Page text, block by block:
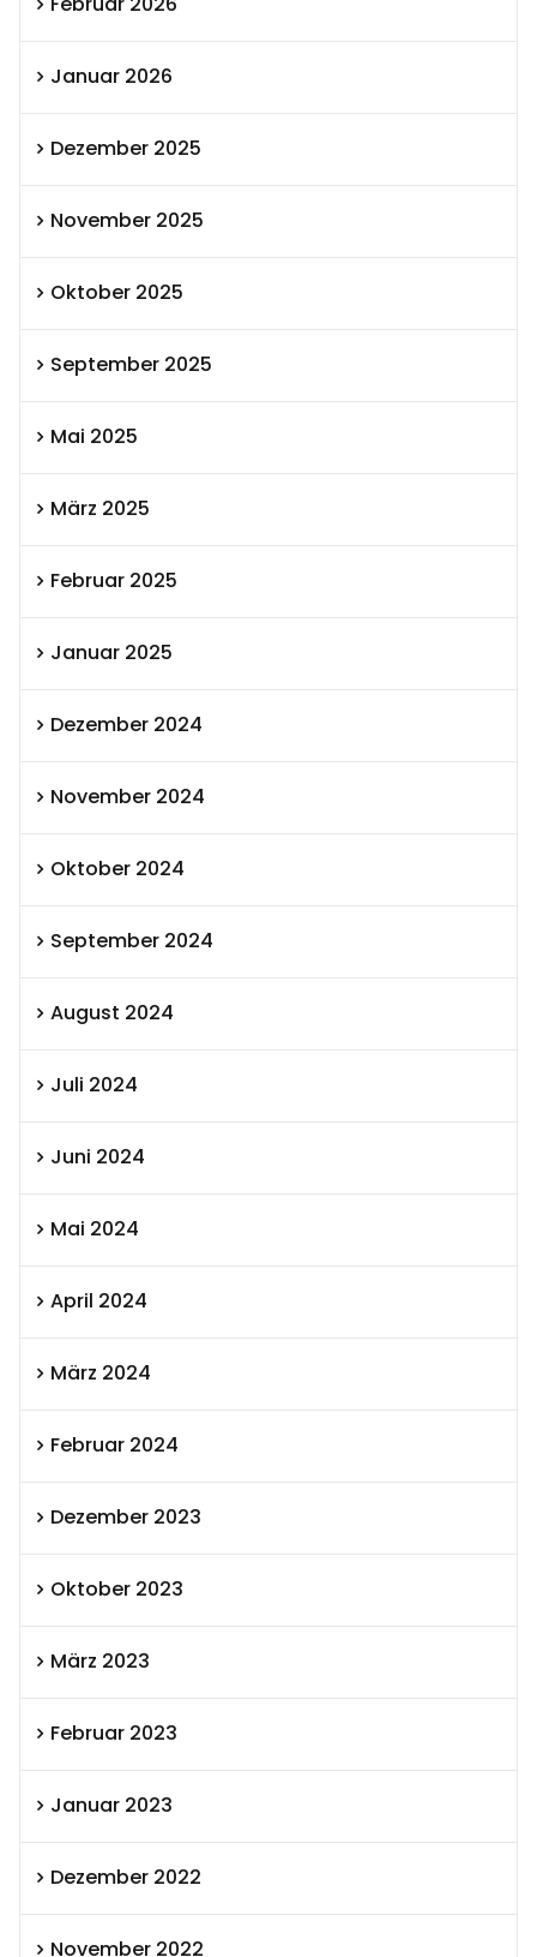
Januar 2026
Dezember 2025
November 2025
Oktober 2025
September 2025
Mai 2025
März 2025
Februar 2025
Januar 2025
Dezember 2024
November 2024
Oktober 2024
September 2024
August 2024
Juli 2024
Juni 2024
Mai 2024
April 2024
März 2024
Februar 2024
Dezember 2023
Oktober 2023
März 2023
Februar 2023
Januar 2023
Dezember 2022
November 2022